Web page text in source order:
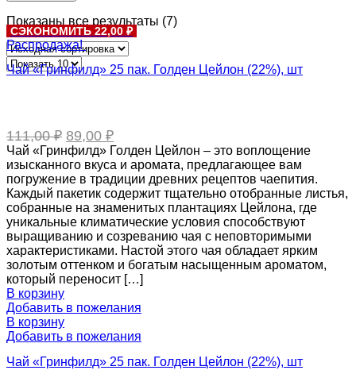
Показаны все результаты (7)
СЭКОНОМИТЬ 22,00 ₽
Распродажа!
Чай «Гринфилд» 25 пак. Голден Цейлон (22%), шт
111,00₽ Первоначальная
цена
составляла
111,00 ₽.
89,00 ₽Текущая
цена:
89,00 ₽.
Чай «Гринфилд» Голден Цейлон – это воплощение
изысканного вкуса и аромата, предлагающее вам
погружение в традиции древних рецептов чаепития.
Каждый пакетик содержит тщательно отобранные листья,
собранные на знаменитых плантациях Цейлона, где
уникальные климатические условия способствуют
выращиванию и созреванию чая с неповторимыми
характеристиками. Настой этого чая обладает ярким
золотым оттенком и богатым насыщенным ароматом,
который переносит […]
В корзину
Добавить в пожелания
В корзину
Добавить в пожелания
Чай «Гринфилд» 25 пак. Голден Цейлон (22%), шт